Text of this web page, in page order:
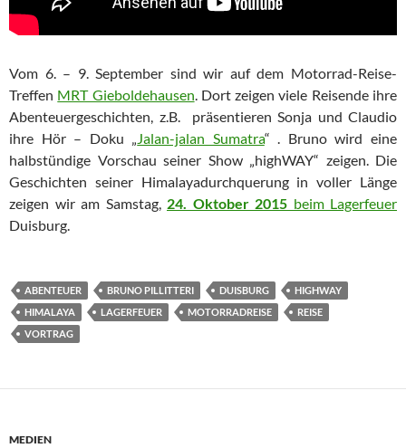
Vom 6. – 9. September sind wir auf dem Motorrad-Reise-
Treffen MRT Gieboldehausen. Dort zeigen viele Reisende ihre
Abenteuergeschichten, z.B. präsentieren Sonja und Claudio
ihre Hör – Doku „Jalan-jalan Sumatra“ . Bruno wird eine
halbstündige Vorschau seiner Show „highWAY“ zeigen. Die
Geschichten seiner Himalayadurchquerung in voller Länge
zeigen wir am Samstag, 24. Oktober 2015 beim Lagerfeuer
Duisburg.
ABENTEUER BRUNO PILLITTERI DUISBURG
HIGHWAY
HIMALAYA
LAGERFEUER MOTORRADREISE
REISE
VORTRAG
MEDIEN